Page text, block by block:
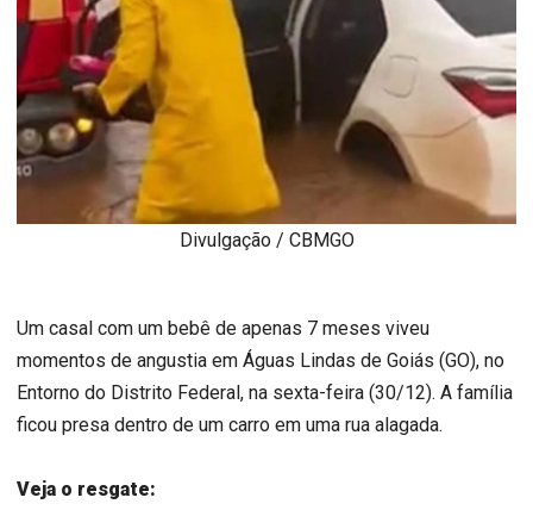
Divulgação / CBMGO
Um casal com um bebê de apenas 7 meses viveu
momentos de angustia em Águas Lindas de Goiás (GO), no
Entorno do Distrito Federal, na sexta-feira (30/12). A família
ficou presa dentro de um carro em uma rua alagada.
Veja o resgate: